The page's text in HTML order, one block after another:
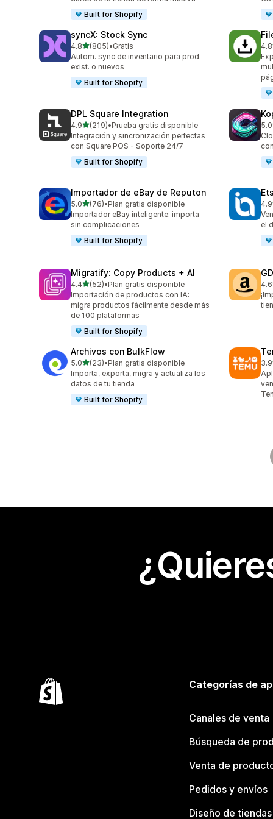
Built for Shopify
syncX: Stock Sync
4.8de 5 estrellas
(805)
805 reseñas en total
•Gratis
Autom. sync de inventario para prod.
exist. o nuevos
Built for Shopify
4.8
DPL Square Integration
4.9de 5 estrellas
(219)
219 reseñas en total
•Prueba gratis disponible
Integración y sincronización perfectas
con Square POS - Soporte 24/7
Built for Shopify
5.0
38
Importador de eBay de Reputon
5.0de 5 estrellas
(76)
76 reseñas en total
•Plan gratis disponible
Importador eBay inteligente: importa
sin complicaciones
Built for Shopify
4.9
20
el
Migratify: Copy Products + AI
4.4de 5 estrellas
(52)
52 reseñas en total
•Plan gratis disponible
Importación de productos con IA:
migra productos fácilmente desde más
de 100 plataformas
Built for Shopify
4.6
26
Archivos con BulkFlow
5.0de 5 estrellas
(23)
23 reseñas en total
•Plan gratis disponible
Importa, exporta, migra y actualiza los
datos de tu tienda
Built for Shopify
3.9
11
Categorías de
Canales de venta
Búsqueda de
Venta de
Pedidos y envíos
Diseño de tiendas